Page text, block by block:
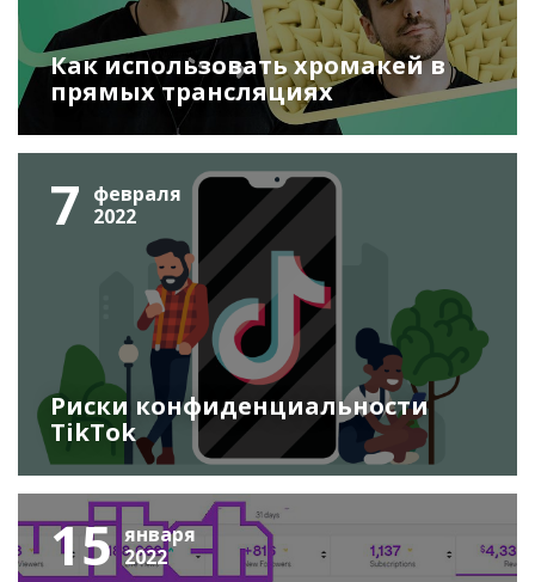
Как использовать хромакей в
прямых трансляциях
7 февраля
2022
Риски конфиденциальности
TikTok
15 января
2022